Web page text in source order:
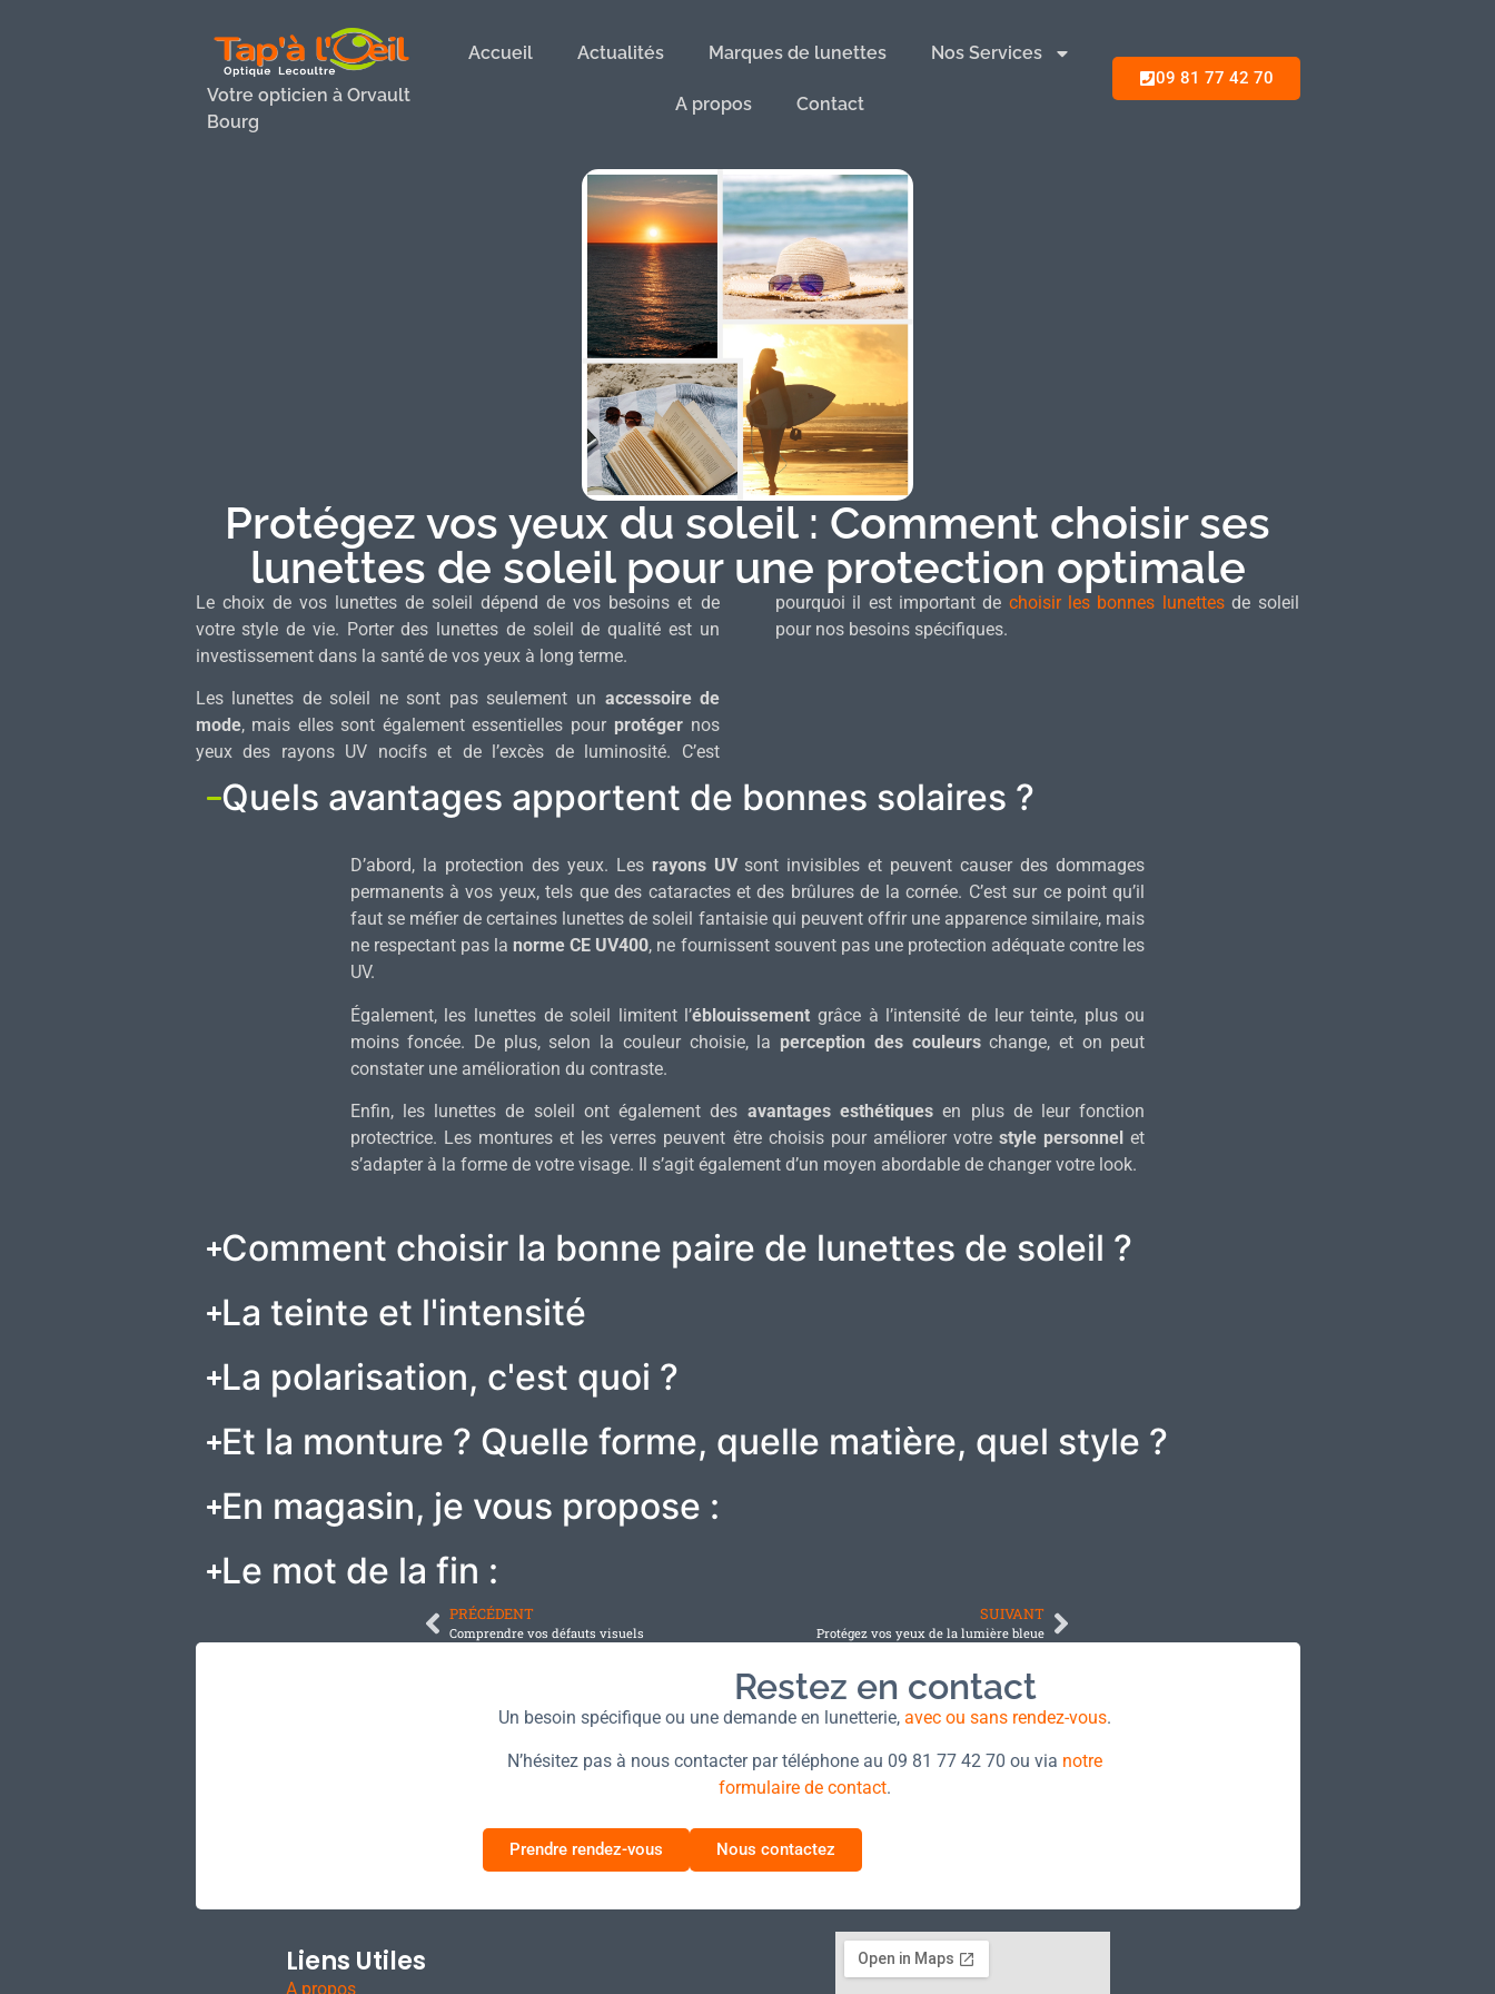
Votre opticien à Orvault
Bourg
Accueil Actualités Marques de lunettes Nos Services
A propos Contact
09 81 77 42 70
Protégez vos yeux du soleil : Comment choisir ses
lunettes de soleil pour une protection optimale
Le choix de vos lunettes de soleil dépend de vos besoins et de
votre style de vie. Porter des lunettes de soleil de qualité est un
investissement dans la santé de vos yeux à long terme.
Les lunettes de soleil ne sont pas seulement un accessoire de
mode, mais elles sont également essentielles pour protégernos
yeux des rayons UV nocifs et de l’excès de luminosité. C’est
pourquoi il est important de choisir les bonnes lunettesde soleil
pour nos besoins spécifiques.
Quels avantages apportent de bonnes solaires ?
D’abord, la protection des yeux. Les rayons UVsont invisibles et peuvent causer des dommages
permanents à vos yeux, tels que des cataractes et des brûlures de la cornée. C’est sur ce point qu’il
faut se méfier de certaines lunettes de soleil fantaisie qui peuvent offrir une apparence similaire, mais
ne respectant pas lanorme CE UV400, ne fournissent souvent pas une protection adéquate contre les
UV.
Également, les lunettes de soleil limitent l’éblouissement grâce à l’intensité de leur teinte, plus ou
moins foncée. De plus, selon la couleur choisie, la perception des couleurschange, et on peut
constater une amélioration du contraste.
Enfin, les lunettes de soleil ont également des avantages esthétiques en plus de leur fonction
protectrice. Les montures et les verres peuvent être choisis pour améliorer votrestyle personnel et
s’adapter à la forme de votre visage. Il s’agit également d’un moyen abordable de changer votre look.
Comment choisir la bonne paire de lunettes de soleil ?
La teinte et l'intensité
La polarisation, c'est quoi ?
Et la monture ? Quelle forme, quelle matière, quel style ?
En magasin, je vous propose :
Le mot de la fin :
PRÉCÉDENT
Comprendre vos défauts visuels
SUIVANT
Protégez vos yeux de la lumière bleue
Restez en contact
Un besoin spécifique ou une demande en lunetterie, avec ou sans rendez-vous.
N’hésitez pas à nous contacter par téléphone au 09 81 77 42 70 ou via notre
formulaire de contact.
Prendre rendez-vous Nous contactez
Liens Utiles
A propos